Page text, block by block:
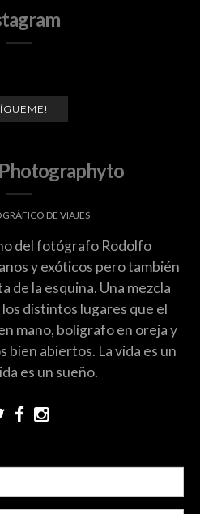
Photographyto
DE VIAJES
del fotógrafo Rodolfo
y exóticos pero también
de la esquina. Una mezcla
distintos lugares que el
mano, bolígrafo en oreja y
bien abiertos. La vida es un
es un sueño.